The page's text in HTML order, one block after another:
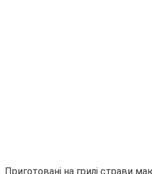
Приготовані на грилі страви